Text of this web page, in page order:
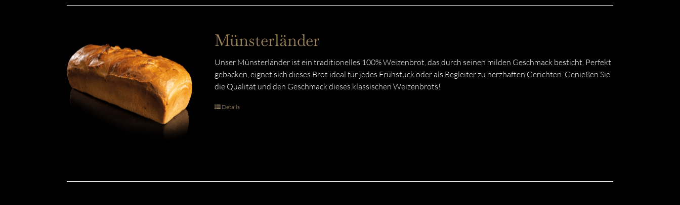
Münsterländer
Unser Münsterländer ist ein traditionelles 100% Weizenbrot, das durch seinen milden Geschmack besticht. Perfekt
gebacken, eignet sich dieses Brot ideal für jedes Frühstück oder als Begleiter zu herzhaften Gerichten. Genießen Sie
die Qualität und den Geschmack dieses klassischen Weizenbrots!
Details